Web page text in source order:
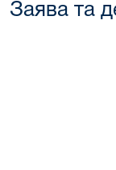
Заява та